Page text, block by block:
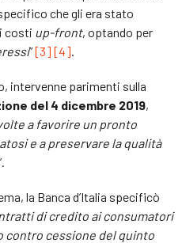
che gli era stato
costi up-front, optando per
”[3] [4].
intervenne parimenti sulla
del 4 dicembre 2019,
a favorire un pronto
e a preservare la qualità
la Banca d’Italia specificò
di credito ai consumatori
contro cessione del quinto